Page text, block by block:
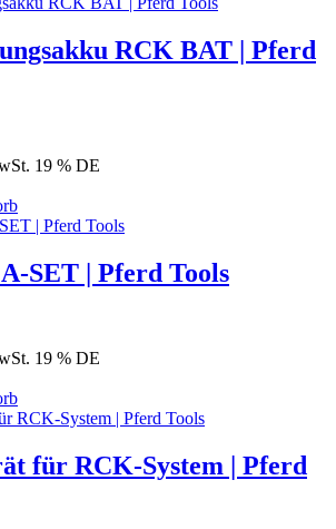
RCK BAT | Pferd
19 % DE
SET | Pferd Tools
19 % DE
für RCK-System | Pferd